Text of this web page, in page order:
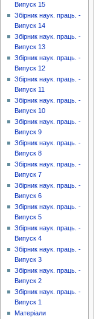
Випуск 15
Збірник наук. праць. -
Випуск 14
Збірник наук. праць. -
Випуск 13
Збірник наук. праць. -
Випуск 12
Збірник наук. праць. -
Випуск 11
Збірник наук. праць. -
Випуск 10
Збірник наук. праць. -
Випуск 9
Збірник наук. праць. -
Випуск 8
Збірник наук. праць. -
Випуск 7
Збірник наук. праць. -
Випуск 6
Збірник наук. праць. -
Випуск 5
Збірник наук. праць. -
Випуск 4
Збірник наук. праць. -
Випуск 3
Збірник наук. праць. -
Випуск 2
Збірник наук. праць. -
Випуск 1
Матеріали